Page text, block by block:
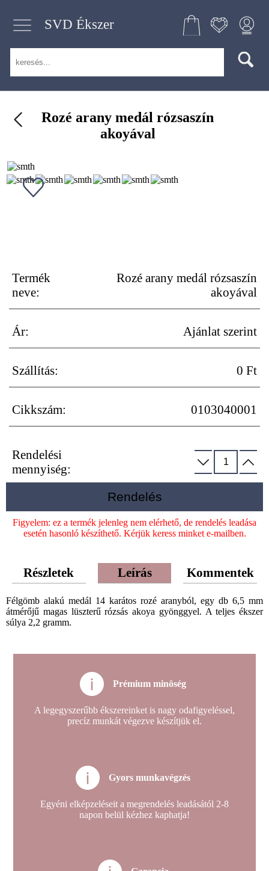
SVD Ékszer
Rozé arany medál rózsaszín
akoyával
Termék
neve:
Rozé arany medál rózsaszín
akoyával
Ár: Ajánlat szerint
Szállítás: 0 Ft
Cikkszám: 0103040001
Rendelési
mennyiség:
Rendelés
Figyelem: ez a termék jelenleg nem elérhető, de rendelés leadása
esetén hasonló készíthető. Kérjük keress minket e-mailben.
Részletek Leírás Kommentek
Félgömb alakú medál 14 karátos rozé aranyból, egy db 6,5 mm
átmérőjű magas lüszterű rózsás akoya gyönggyel. A teljes ékszer
súlya 2,2 gramm.
Prémium minöség
A legegyszerűbb ékszereinket is nagy odafigyeléssel,
precíz munkát végezve készítjük el.
Gyors munkavégzés
Egyéni elképzeléseit a megrendelés leadásától 2-8
napon belül kézhez kaphatja!